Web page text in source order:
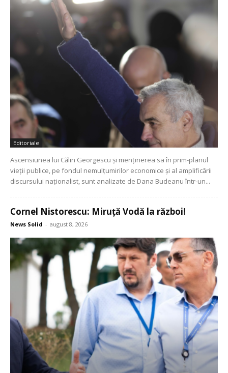
Editoriale
Ascensiunea lui Călin Georgescu și menținerea sa în prim-planul
vieții publice, pe fondul nemulțumirilor economice și al amplificării
discursului naționalist, sunt analizate de Dana Budeanu într-un...
Cornel Nistorescu: Miruță Vodă la război!
News Solid - august 8, 2026